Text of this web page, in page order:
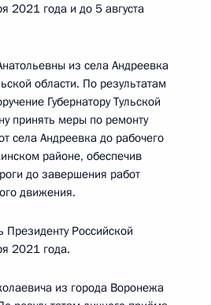
2021 года и до 5 августа
из села Андреевка
области. По результатам
Губернатору Тульской
принять меры по ремонту
села Андреевка до рабочего
районе, обеспечив
до завершения работ
движения.
Российской
2021 года.
из города Воронежа